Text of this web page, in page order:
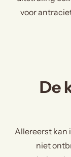
voor
De
Allereerst kan
niet